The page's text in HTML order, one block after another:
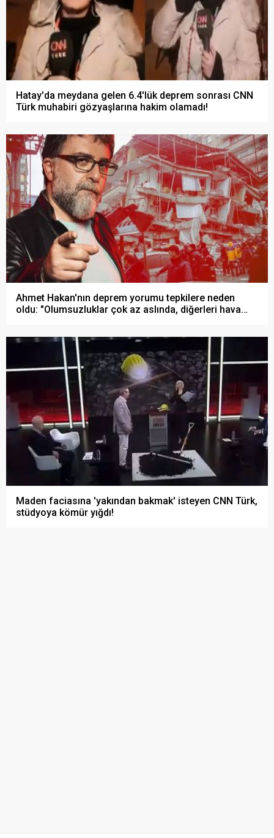
Hatay'da meydana gelen 6.4'lük deprem sonrası CNN
Türk muhabiri gözyaşlarına hakim olamadı!
Ahmet Hakan'nın deprem yorumu tepkilere neden
oldu: "Olumsuzluklar çok az aslında, diğerleri hava
Maden faciasına 'yakından bakmak' isteyen CNN Türk,
stüdyoya kömür yığdı!